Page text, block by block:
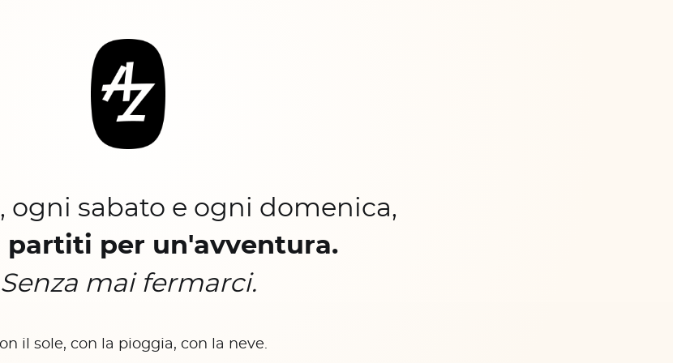
ogni sabato e ogni domenica,
partiti per un'avventura.
Senza mai fermarci.
il sole, con la pioggia, con la neve.